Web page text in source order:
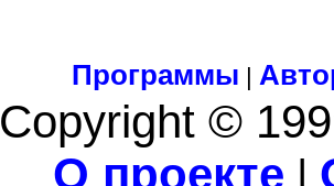
Программы |
Copyright ©
О проекте |